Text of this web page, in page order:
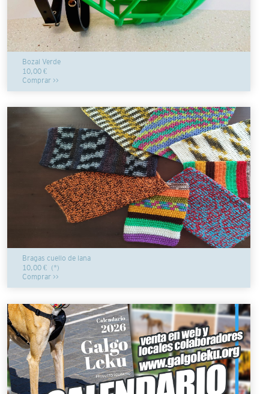
Bozal Verde
10,00 €
Comprar >>
Bragas cuello de lana
10,00 €(*)
Comprar >>